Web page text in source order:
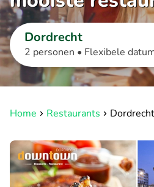
Dordrecht
2 personen • Flexibele
Home Restaurants Dordrecht